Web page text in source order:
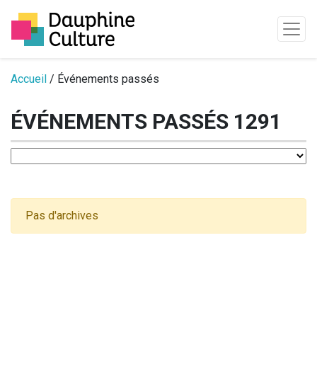
Passer au contenu
Accueil / Événements passés
ÉVÉNEMENTS PASSÉS 1291
Pas d'archives